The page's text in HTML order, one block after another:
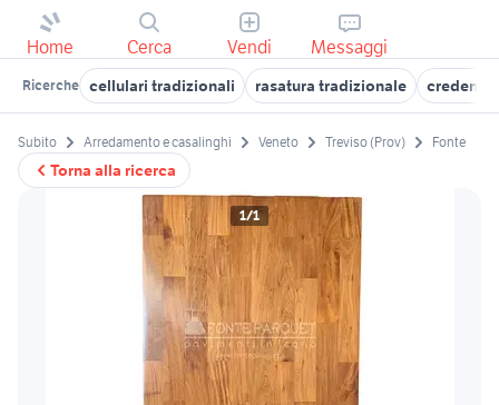
Home Cerca Vendi Messaggi
Ricerche cellulari tradizionali rasatura tradizionale credenze
Torna alla ricerca
Subito Arredamento e casalinghi Veneto Treviso (Prov) Fonte
1/1